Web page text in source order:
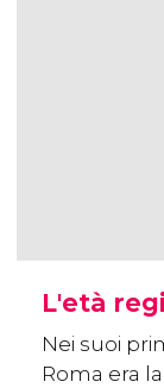
L'età
Nei suoi
Roma era